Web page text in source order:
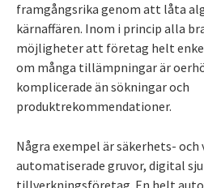
framgångsrika genom att låta
kärnaffären. Inom i princip alla
möjligheter att företag helt
om många tillämpningar är
komplicerade än sökningar och
produktrekommendationer.
Några exempel är säkerhets-
automatiserade gruvor, digital